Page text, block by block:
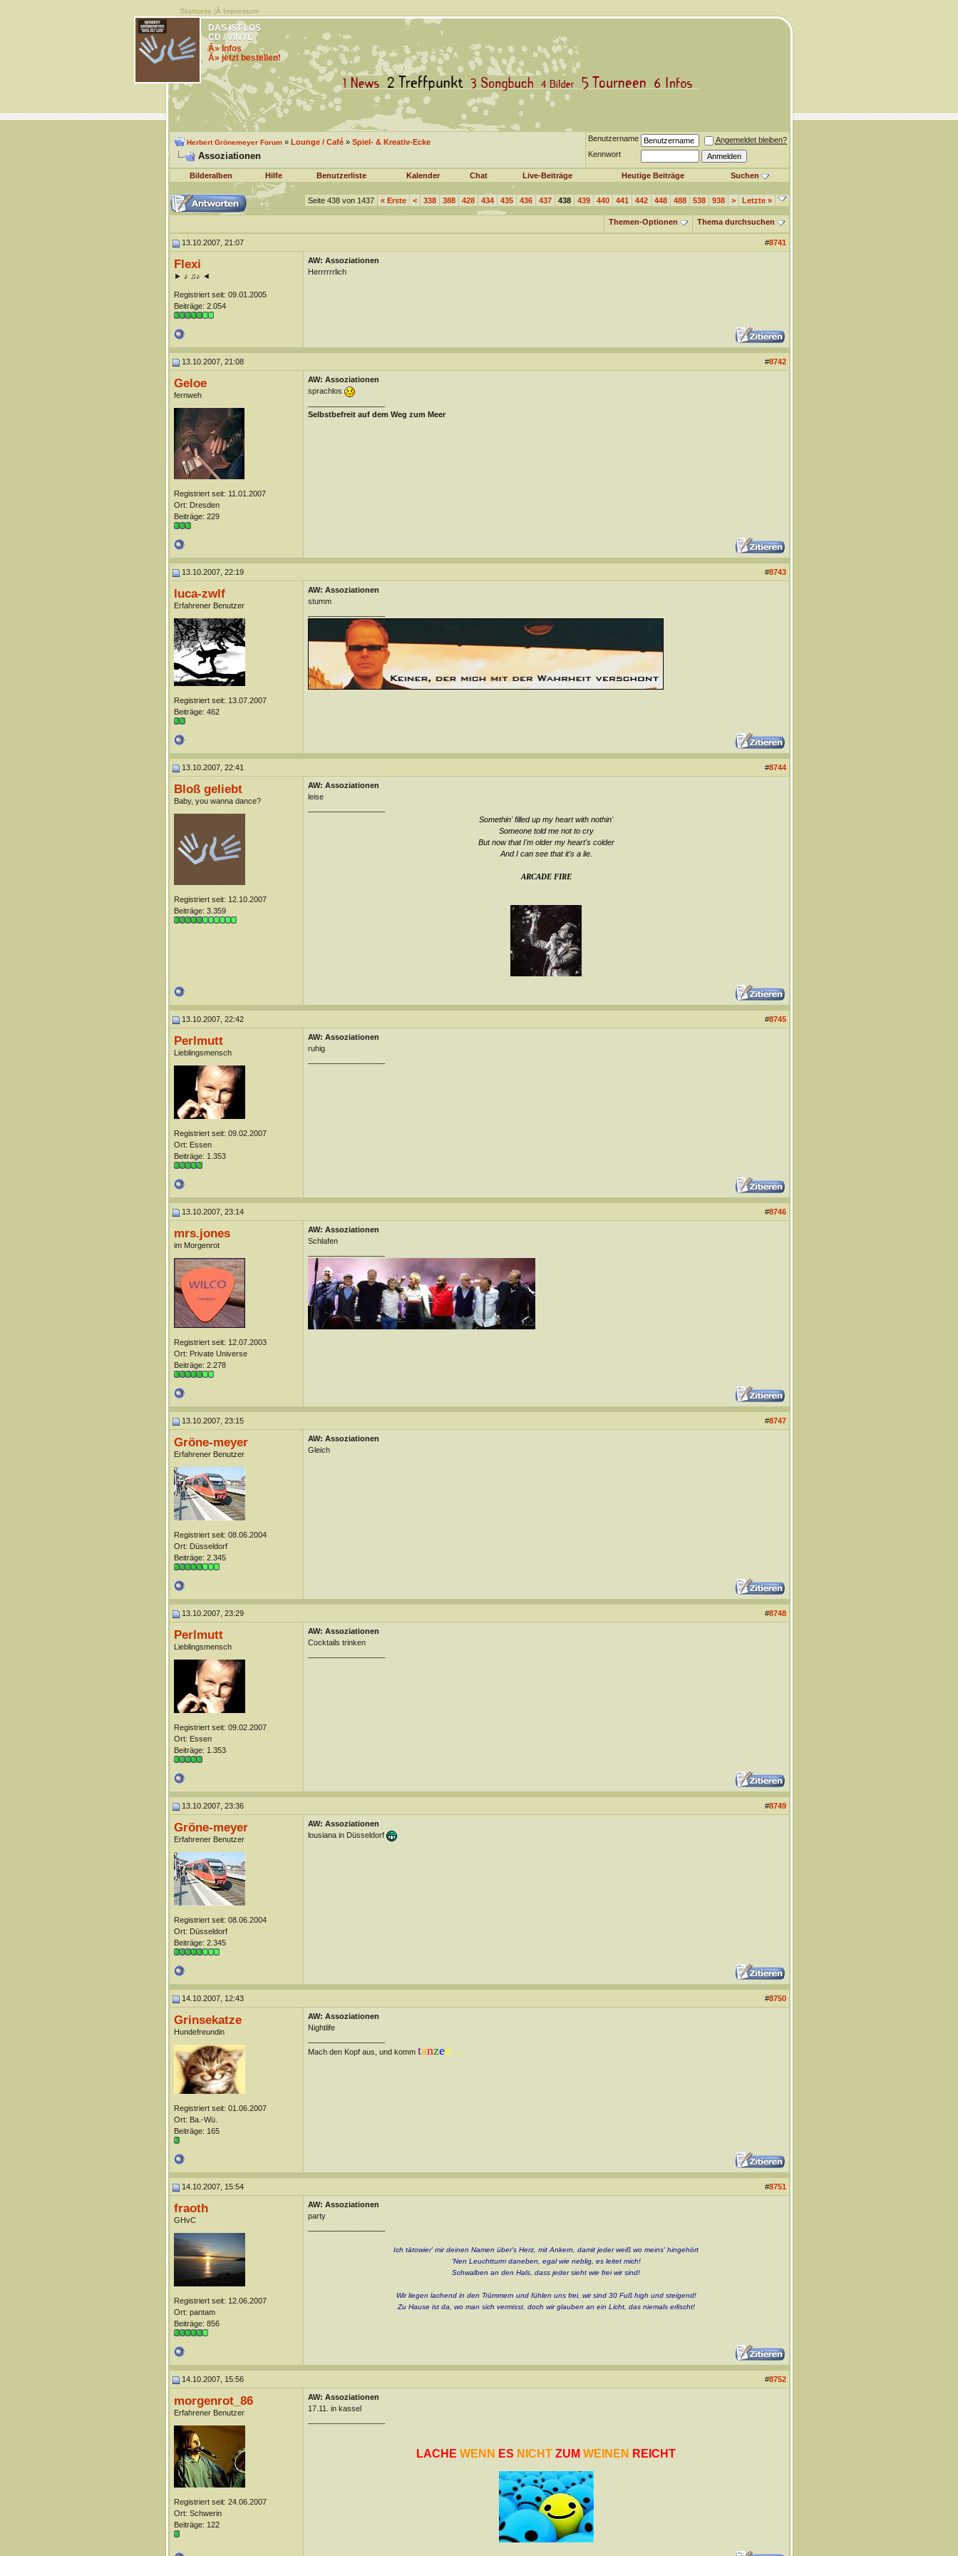
Startseite |Â Impressum
DAS IST LOS
CD / VINYL
Â» Infos
Â» jetzt bestellen!
Herbert Grönemeyer Forum» Lounge / Café» Spiel- & Kreativ-Ecke
Assoziationen
Benutzername
Angemeldet bleiben?
Kennwort
Bilderalben Hilfe Benutzerliste Kalender Chat Live-Beiträge Heutige Beiträge Suchen
Seite 438 von 1437 «Erste < 338 388 428 434 435 436 437 438 439 440 441 442 448 488 538 938 > Letzte »
Themen-Optionen Thema durchsuchen
13.10.2007, 21:07 #8741
Flexi
► ♪ ♫♪ ◄
Registriert seit: 09.01.2005
Beiträge: 2.054
AW: Assoziationen
Herrrrrrlich
13.10.2007, 21:08 #8742
Geloe
fernweh
Registriert seit: 11.01.2007
Ort: Dresden
Beiträge: 229
AW: Assoziationen
sprachlos
Selbstbefreit auf dem Weg zum Meer
13.10.2007, 22:19 #8743
luca-zwlf
Erfahrener Benutzer
Registriert seit: 13.07.2007
Beiträge: 462
AW: Assoziationen
stumm
13.10.2007, 22:41 #8744
Bloß geliebt
Baby, you wanna dance?
Registriert seit: 12.10.2007
Beiträge: 3.359
AW: Assoziationen
leise
Somethin' filled up my heart with nothin'
Someone told me not to cry
But now that I'm older my heart's colder
And I can see that it's a lie.
ARCADE FIRE
13.10.2007, 22:42 #8745
Perlmutt
Lieblingsmensch
Registriert seit: 09.02.2007
Ort: Essen
Beiträge: 1.353
AW: Assoziationen
ruhig
13.10.2007, 23:14 #8746
mrs.jones
im Morgenrot
Registriert seit: 12.07.2003
Ort: Private Universe
Beiträge: 2.278
AW: Assoziationen
Schlafen
13.10.2007, 23:15 #8747
Gröne-meyer
Erfahrener Benutzer
Registriert seit: 08.06.2004
Ort: Düsseldorf
Beiträge: 2.345
AW: Assoziationen
Gleich
13.10.2007, 23:29 #8748
Perlmutt
Lieblingsmensch
Registriert seit: 09.02.2007
Ort: Essen
Beiträge: 1.353
AW: Assoziationen
Cocktails trinken
13.10.2007, 23:36 #8749
Gröne-meyer
Erfahrener Benutzer
Registriert seit: 08.06.2004
Ort: Düsseldorf
Beiträge: 2.345
AW: Assoziationen
lousiana in Düsseldorf
14.10.2007, 12:43 #8750
Grinsekatze
Hundefreundin
Registriert seit: 01.06.2007
Ort: Ba.-Wü.
Beiträge: 165
AW: Assoziationen
Nightlife
Mach den Kopf aus, und komm tanzen ...
14.10.2007, 15:54 #8751
fraoth
GHvC
Registriert seit: 12.06.2007
Ort: pantam
Beiträge: 856
AW: Assoziationen
party
Ich tätowier' mir deinen Namen über's Herz, mit Ankern, damit jeder weiß wo meins' hingehört
'Nen Leuchtturm daneben, egal wie neblig, es leitet mich!
Schwalben an den Hals, dass jeder sieht wie frei wir sind!
Wir liegen lachend in den Trümmern und fühlen uns frei, wir sind 30 Fuß high und steigend!
Zu Hause ist da, wo man sich vermisst, doch wir glauben an ein Licht, das niemals erlischt!
14.10.2007, 15:56 #8752
morgenrot_86
Erfahrener Benutzer
Registriert seit: 24.06.2007
Ort: Schwerin
Beiträge: 122
AW: Assoziationen
17.11. in kassel
LACHE WENN ES NICHT ZUM WEINEN REICHT